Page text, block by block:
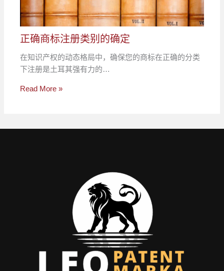
正确商标注册类别的确定
在知识产权的动态格局中，确保您的商标在正确的分类
下注册是土耳其强有力的…
Read More »